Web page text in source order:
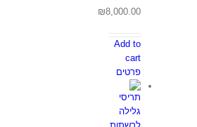
₪8,000.00
Add to
cart
פרטים